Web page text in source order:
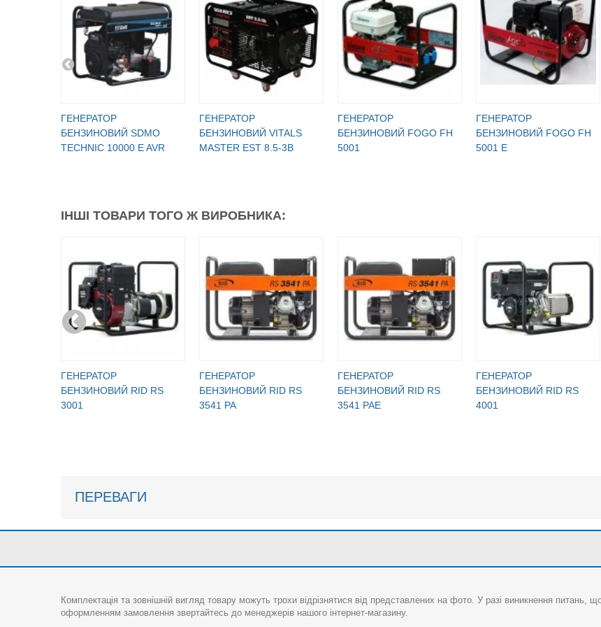
ГЕНЕРАТОР
БЕНЗИНОВИЙ SDMO
TECHNIC 10000 E AVR
ГЕНЕРАТОР
БЕНЗИНОВИЙ VITALS
MASTER EST 8.5-3B
ГЕНЕРАТОР
БЕНЗИНОВИЙ FOGO FH
5001
ГЕНЕРАТОР
БЕНЗИНОВИЙ FOGO FH
5001 E
ІНШІ ТОВАРИ ТОГО Ж ВИРОБНИКА:
ГЕНЕРАТОР
БЕНЗИНОВИЙ RID RS
3001
ГЕНЕРАТОР
БЕНЗИНОВИЙ RID RS
3541 PA
ГЕНЕРАТОР
БЕНЗИНОВИЙ RID RS
3541 PAE
ГЕНЕРАТОР
БЕНЗИНОВИЙ RID RS
4001
ПЕРЕВАГИ
Комплектація та зовнішній вигляд товару можуть трохи відрізнятися від представлених на фото. У разі виникнення питань,
оформленням замовлення звертайтесь до менеджерів нашого інтернет-магазину.